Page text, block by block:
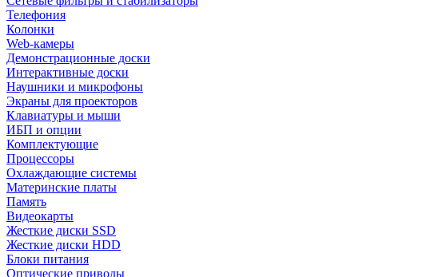
Телефония
Колонки
Web-камеры
Демонстрационные доски
Интерактивные доски
Наушники и микрофоны
Экраны для проекторов
Клавиатуры и мыши
ИБП и опции
Комплектующие
Процессоры
Охлаждающие системы
Материнские платы
Память
Видеокарты
Жесткие диски SSD
Жесткие диски HDD
Блоки питания
Оптические приводы